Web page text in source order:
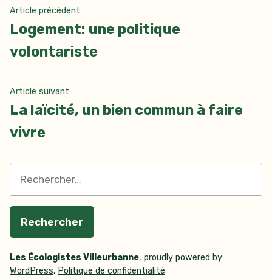
Navigation
de
Article précédent
précédent :
Logement: une politique
volontariste
Article suivant
suivant
La laïcité, un bien commun à faire
vivre
Les Écologistes Villeurbanne, proudly powered by
WordPress. Politique de confidentialité